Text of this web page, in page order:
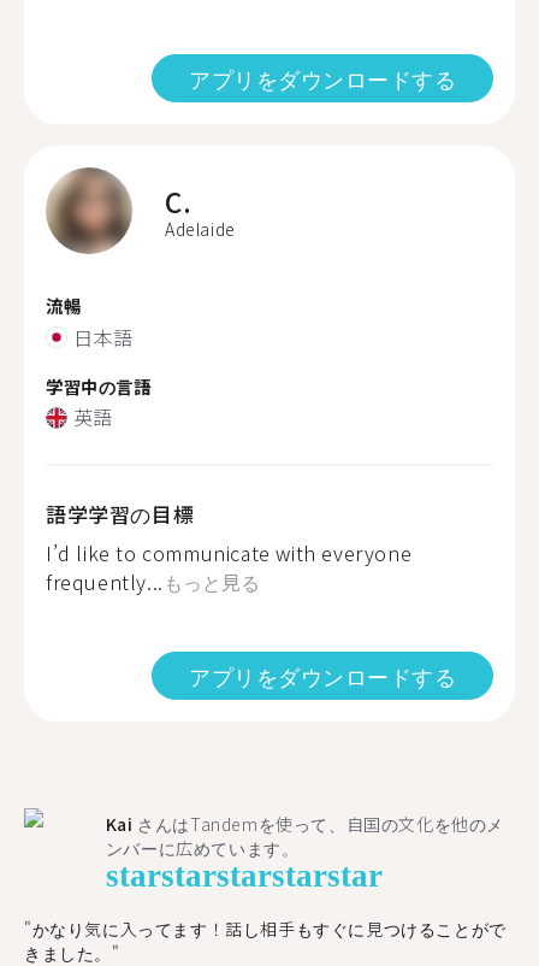
アプリをダウンロードする
C.
Adelaide
流暢
日本語
学習中の言語
英語
語学学習の目標
I’d like to communicate with everyone
frequently... もっと見る
アプリをダウンロードする
Kai さんはTandemを使って、自国の文化を他のメ
ンバーに広めています。
starstarstarstarstar
"かなり気に入ってます！話し相手もすぐに見つけることがで
きました。"